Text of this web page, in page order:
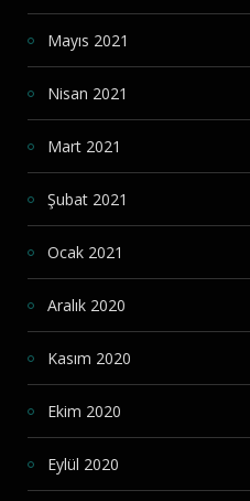
Mayıs 2021
Nisan 2021
Mart 2021
Şubat 2021
Ocak 2021
Aralık 2020
Kasım 2020
Ekim 2020
Eylül 2020